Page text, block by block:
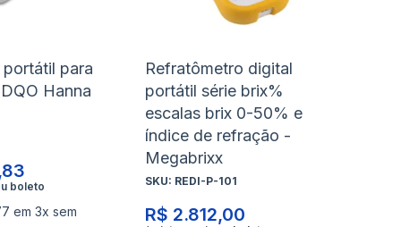
para
Hanna
em 3x sem
desejos
Refratômetro digital
portátil série brix%
escalas brix 0-50% e
índice de refração -
Megabrixx
SKU: REDI-P-101
R$ 2.812,00